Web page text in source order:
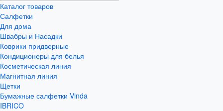
Каталог товаров
Салфетки
Для дома
Швабры и Насадки
Коврики придверные
Кондиционеры для белья
Косметическая линия
Магнитная линия
Щетки
Бумажные салфетки Vinda
IBRICO